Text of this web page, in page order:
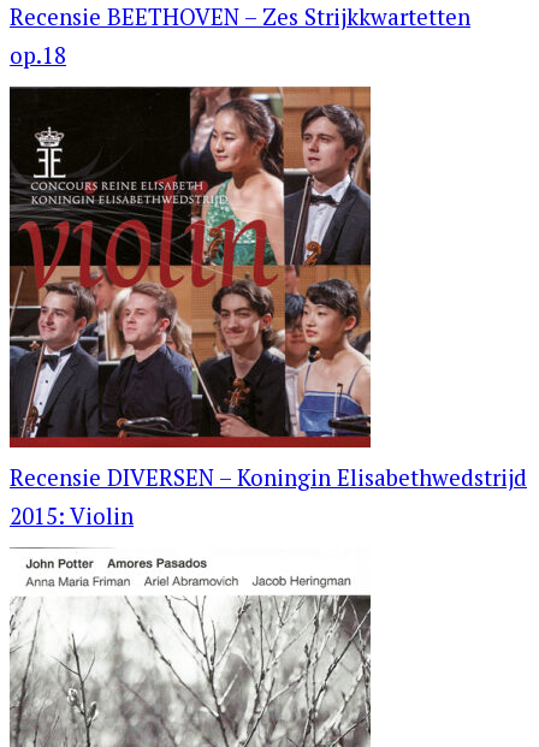
Recensie BEETHOVEN – Zes Strijkkwartetten
op.18
Recensie DIVERSEN – Koningin Elisabethwedstrijd
2015: Violin